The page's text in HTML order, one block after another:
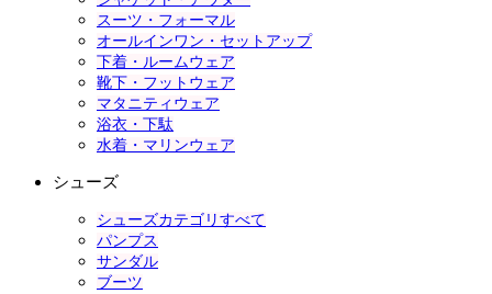
スーツ・フォーマル
オールインワン・セットアップ
下着・ルームウェア
靴下・フットウェア
マタニティウェア
浴衣・下駄
水着・マリンウェア
シューズ
シューズカテゴリすべて
パンプス
サンダル
ブーツ